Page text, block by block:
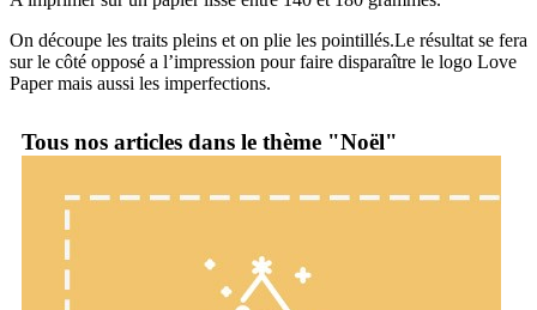
On découpe les traits pleins et on plie les pointillés.Le résultat se fera
sur le côté opposé a l’impression pour faire disparaître le logo Love
Paper mais aussi les imperfections.
Tous nos articles dans le thème "Noël"